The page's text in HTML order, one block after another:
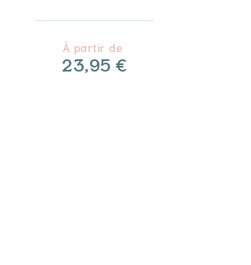
À partir de
23,95 €